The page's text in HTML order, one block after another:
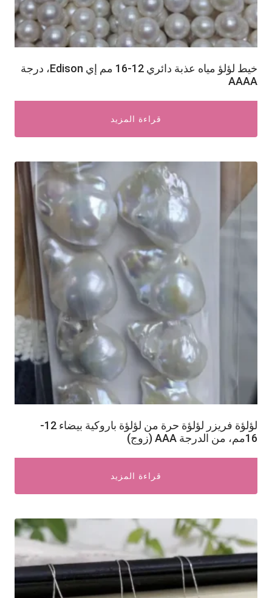
خيط لؤلؤ مياه عذبة دائري 12-16 مم إي Edison، درجة
AAAA
قراءة المزيد
لؤلؤة فريزر لؤلؤة حرة من لؤلؤة باروكية بيضاء 12-
16مم، من الدرجة AAA (زوج)
قراءة المزيد